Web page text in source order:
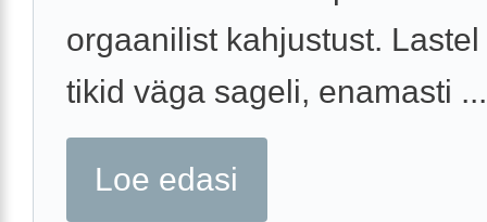
orgaanilist kahjustust.
tikid väga sageli, enamasti ...
Loe edasi